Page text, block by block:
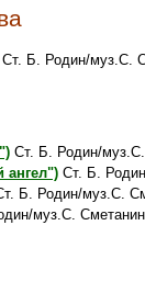
Ст. Б. Родин/муз.С.
Ст. Б. Родин/
ангел") Ст. Б.
Б. Родин/муз.С.
муз.С.